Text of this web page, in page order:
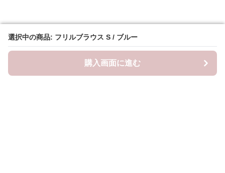
選択中の商品: フリルブラウス S / ブルー
購入画面に進む
選択中の商品: フリルブラウス S / ブルー
購入画面に進む